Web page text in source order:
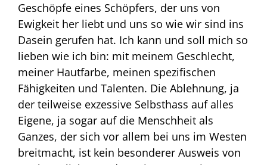
Geschöpfe eines Schöpfers, der uns von
Ewigkeit her liebt und uns so wie wir sind ins
Dasein gerufen hat. Ich kann und soll mich so
lieben wie ich bin: mit meinem Geschlecht,
meiner Hautfarbe, meinen spezifischen
Fähigkeiten und Talenten. Die Ablehnung, ja
der teilweise exzessive Selbsthass auf alles
Eigene, ja sogar auf die Menschheit als
Ganzes, der sich vor allem bei uns im Westen
breitmacht, ist kein besonderer Ausweis von